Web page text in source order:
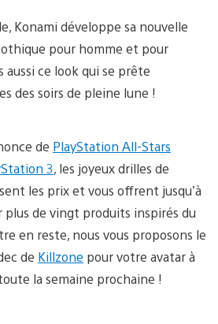
Konami développe sa nouvelle
pour homme et pour
ce look qui se prête
des soirs de pleine lune !
de PlayStation All-Stars
3, les joyeux drilles de
les prix et vous offrent jusqu’à
plus de vingt produits inspirés du
en reste, nous vous proposons le
de Killzone pour votre avatar à
la semaine prochaine !